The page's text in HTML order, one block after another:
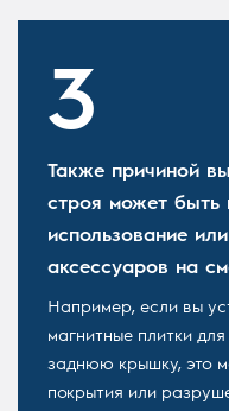
Также причиной
строя может быть
использование
аксессуаров на
Например, если вы
магнитные плитки
заднюю крышку, это
покрытия или